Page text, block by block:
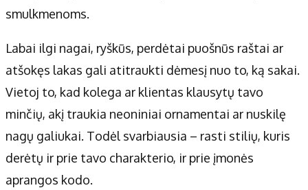
smulkmenoms.
Labai ilgi nagai, ryškūs, perdėtai puošnūs raštai ar
atšokęs lakas gali atitraukti dėmesį nuo to, ką sakai.
Vietoj to, kad kolega ar klientas klausytų tavo
minčių, akį traukia neoniniai ornamentai ar nuskilę
nagų galiukai. Todėl svarbiausia – rasti stilių, kuris
derėtų ir prie tavo charakterio, ir prie įmonės
aprangos kodo.